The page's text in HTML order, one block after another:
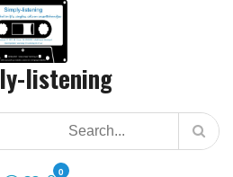
listening
0